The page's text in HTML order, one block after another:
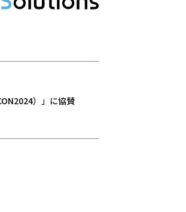
）」に協賛